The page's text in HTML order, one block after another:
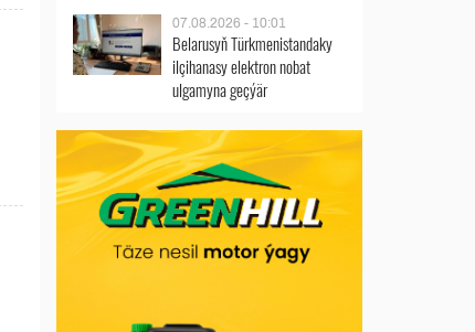
07.08.2026 - 10:01
Belarusyň Türkmenistandaky
ilçihanasy elektron nobat
ulgamyna geçýär